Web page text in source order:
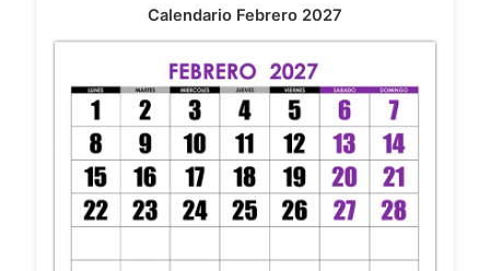
Calendario Febrero 2027